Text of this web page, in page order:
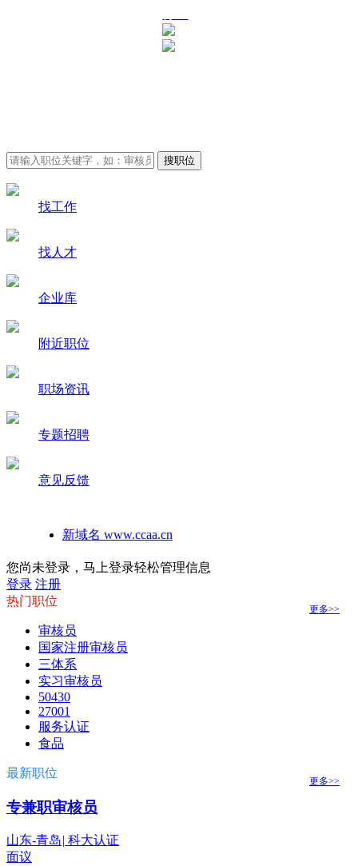
找工作
找人才
企业库
附近职位
职场资讯
专题招聘
意见反馈
新域名 www.ccaa.cn
如何在手机桌面建立本站快捷方式
您尚未登录，马上登录轻松管理信息
登录 注册
热门职位
更多>>
审核员
国家注册审核员
三体系
实习审核员
50430
27001
服务认证
食品
最新职位
更多>>
专兼职审核员
山东-青岛| 科大认证
面议